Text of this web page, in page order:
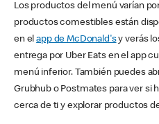
Los productos del menú varían
productos comestibles están
en elapp de McDonald'sy verás
entrega por Uber Eats en el app
menú inferior. También puedes
Grubhub o Postmates para ver si
cerca de ti y explorar productos